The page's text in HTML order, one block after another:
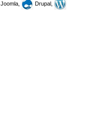
Joomla,
Drupal,